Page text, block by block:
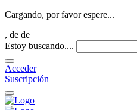
Cargando, por favor espere...
, de de
Estoy buscando....
Acceder
Suscripción